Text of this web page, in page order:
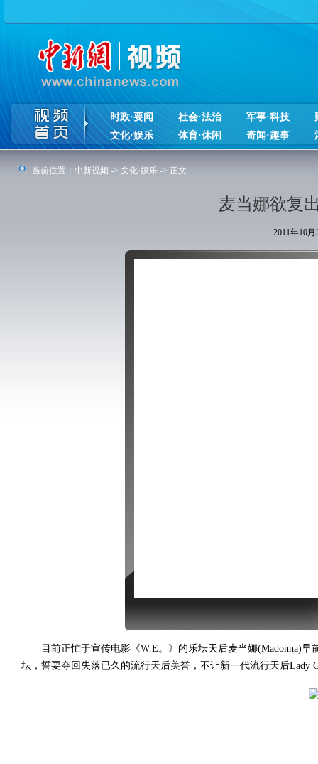
时政·要闻 社会·法治 军事·科技
文化·娱乐
体育·休闲 奇闻·趣事
当前位置： 中新视频 -> 文化·娱乐 -> 正文
麦当娜欲复
2011年10
目前正忙于宣传电影《W.E。》的乐坛天后麦当娜(Madonna)早
坛，誓要夺回失落已久的流行天后美誉，不让新一代流行天后Lady